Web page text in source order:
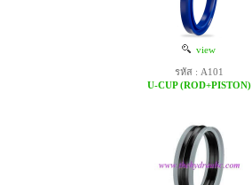
view
รหัส : A101
U-CUP (ROD+PISTON)